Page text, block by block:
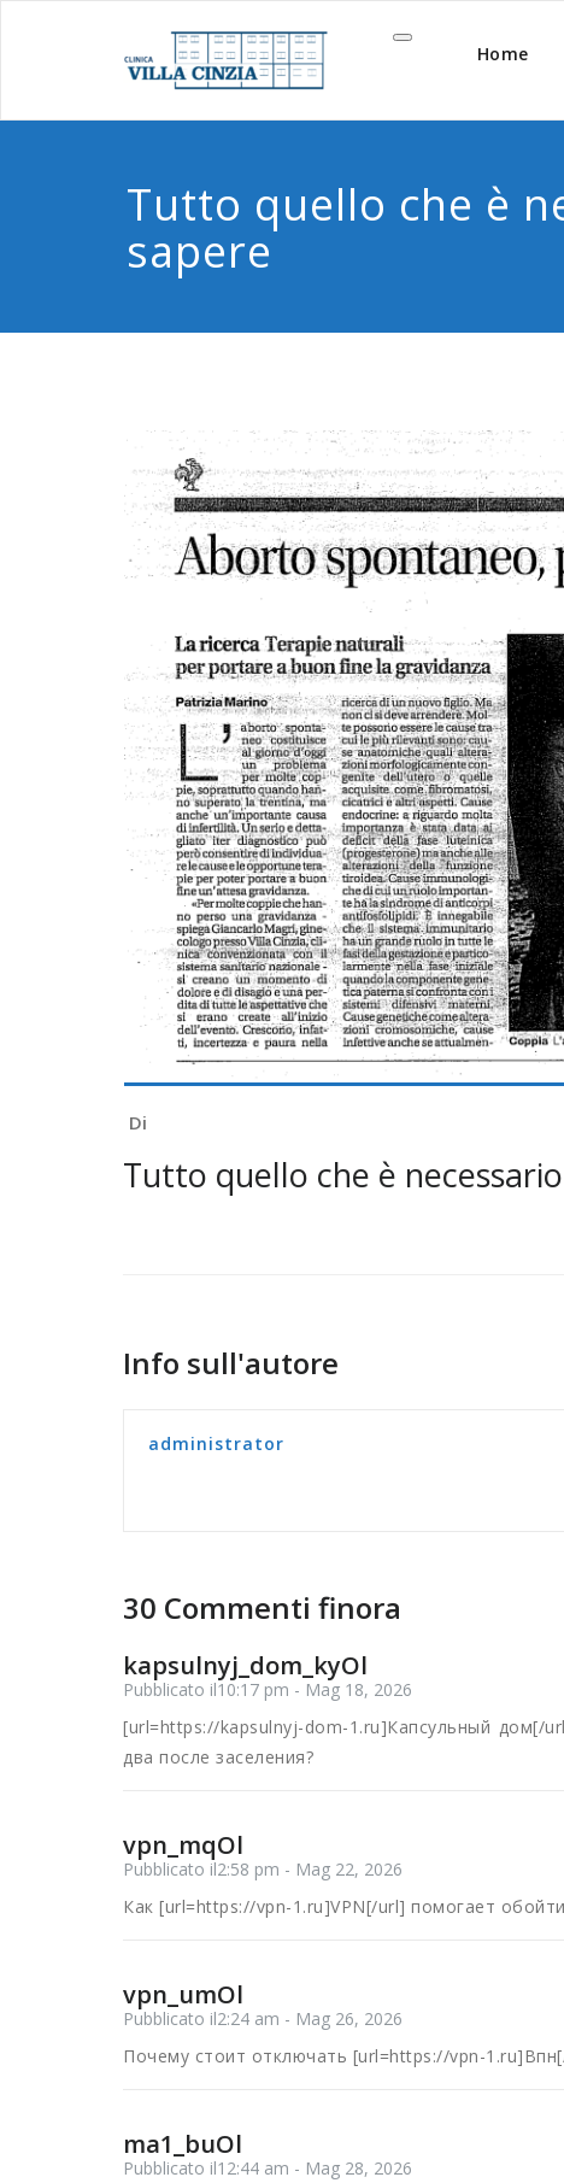
Home
Tutto quello che è
sapere
Di
Tutto quello che è
Info sull'autore
administrator
30 Commenti finora
kapsulnyj_dom_kyOl
Pubblicato il10:17 pm - Mag 18, 2026
[url=https://kapsulnyj-dom-1.ru]Капсульный дом[/
два после заселения?
vpn_mqOl
Pubblicato il2:58 pm - Mag 22, 2026
Как [url=https://vpn-1.ru]VPN[/url] помогает
vpn_umOl
Pubblicato il2:24 am - Mag 26, 2026
Почему стоит отключать [url=https://vpn-
ma1_buOl
Pubblicato il12:44 am - Mag 28, 2026